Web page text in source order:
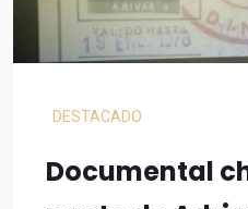
DESTACADO
Documental